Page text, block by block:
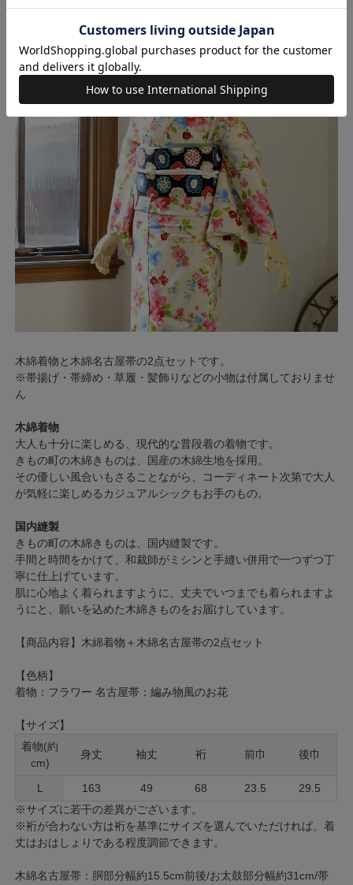
木綿着物と木綿名古屋帯の2点セットです。
※帯揚げ・帯締め・草履・髪飾りなどの小物は付属しておりませ
ん
木綿着物
大人も十分に楽しめる、現代的な普段着の着物です。
きもの町の木綿きものは、国産の木綿生地を採用。
その優しい風合いもさることながら、コーディネート次第で大人
が気軽に楽しめるカジュアルシックもお手のもの。
国内縫製
きもの町の木綿きものは、国内縫製です。
手間と時間をかけて、和裁師がミシンと手縫い併用で一つずつ丁
寧に仕上げています。
肌に心地よく着られますように、丈夫でいつまでも着られますよ
うにと、願いを込めた木綿きものをお届けしています。
【商品内容】木綿着物＋木綿名古屋帯の2点セット
【色柄】
着物：フラワー 名古屋帯：編み物風のお花
【サイズ】
着物(約
cm)
身丈 袖丈 裄 前巾 後巾
L 163 49 68 23.5
29.5
※サイズに若干の差異がございます。
※裄が合わない方は裄を基準にサイズを選んでいただければ、着
丈はおはしょりである程度調節できます。
木綿名古屋帯：胴部分幅約15.5cm前後/お太鼓部分幅約31cm/帯